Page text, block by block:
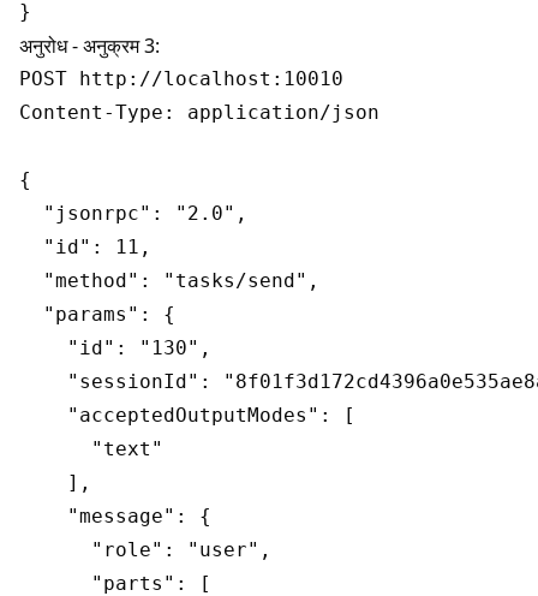
अनुरोध - अनुक्रम 3:
POST http://localhost:10010
Content-Type: application/json
{
  "jsonrpc": "2.0",
  "id": 11,
  "method": "tasks/send",
  "params": {
    "id": "130",
"sessionId":
    "acceptedOutputModes": [
      "text"
    ],
    "message": {
      "role": "user",
      "parts": [